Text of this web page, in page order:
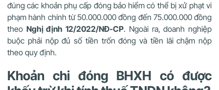
đúng các khoản phụ cấp đóng bảo hiểm có thể bị xử phạt vi
phạm hành chính từ 50.000.000 đồng đến 75.000.000 đồng
theo Nghị định 12/2022/NĐ-CP. Ngoài ra, doanh nghiệp
buộc phải nộp đủ số tiền trốn đóng và tiền lãi chậm nộp
theo quy định.
Khoản chi đóng BHXH có được